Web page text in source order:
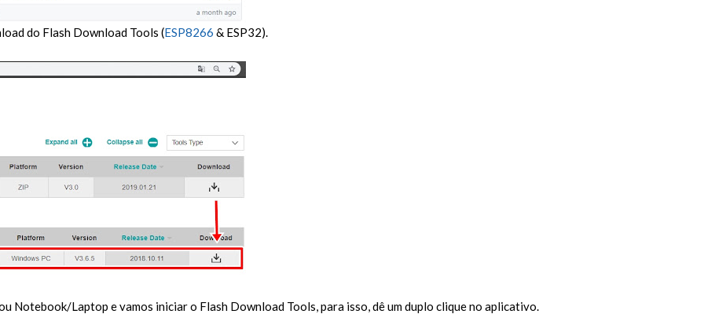
do Flash Download Tools (ESP8266 & ESP32).
Notebook/Laptop e vamos iniciar o Flash Download Tools, para isso, dê um duplo clique no aplicativo.